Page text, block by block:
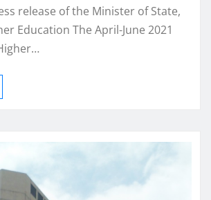
release of the Minister of State,
Education The April-June 2021